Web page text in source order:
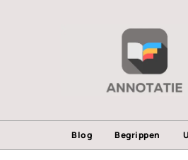
Blog Begrippen